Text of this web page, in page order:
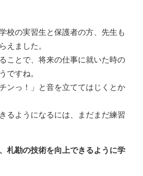
校の実習生と保護者の方、先生も
えました。
ことで、将来の仕事に就いた時の
ですね。
ンっ！」と音を立ててはじくとか
るようになるには、まだまだ練習
札勘の技術を向上できるように学